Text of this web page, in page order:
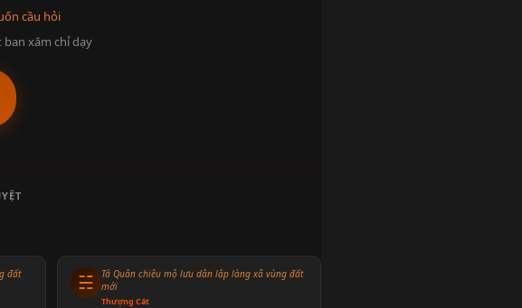
cầu hỏi
ban xăm chỉ dạy
đất
☵
Tả Quân chiêu mộ lưu dân lập làng xã vùng đất
mới
Thượng Cát